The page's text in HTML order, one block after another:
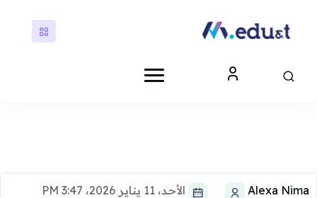
Alexa الأحد، 11 يناير 2026، 3:47 PM